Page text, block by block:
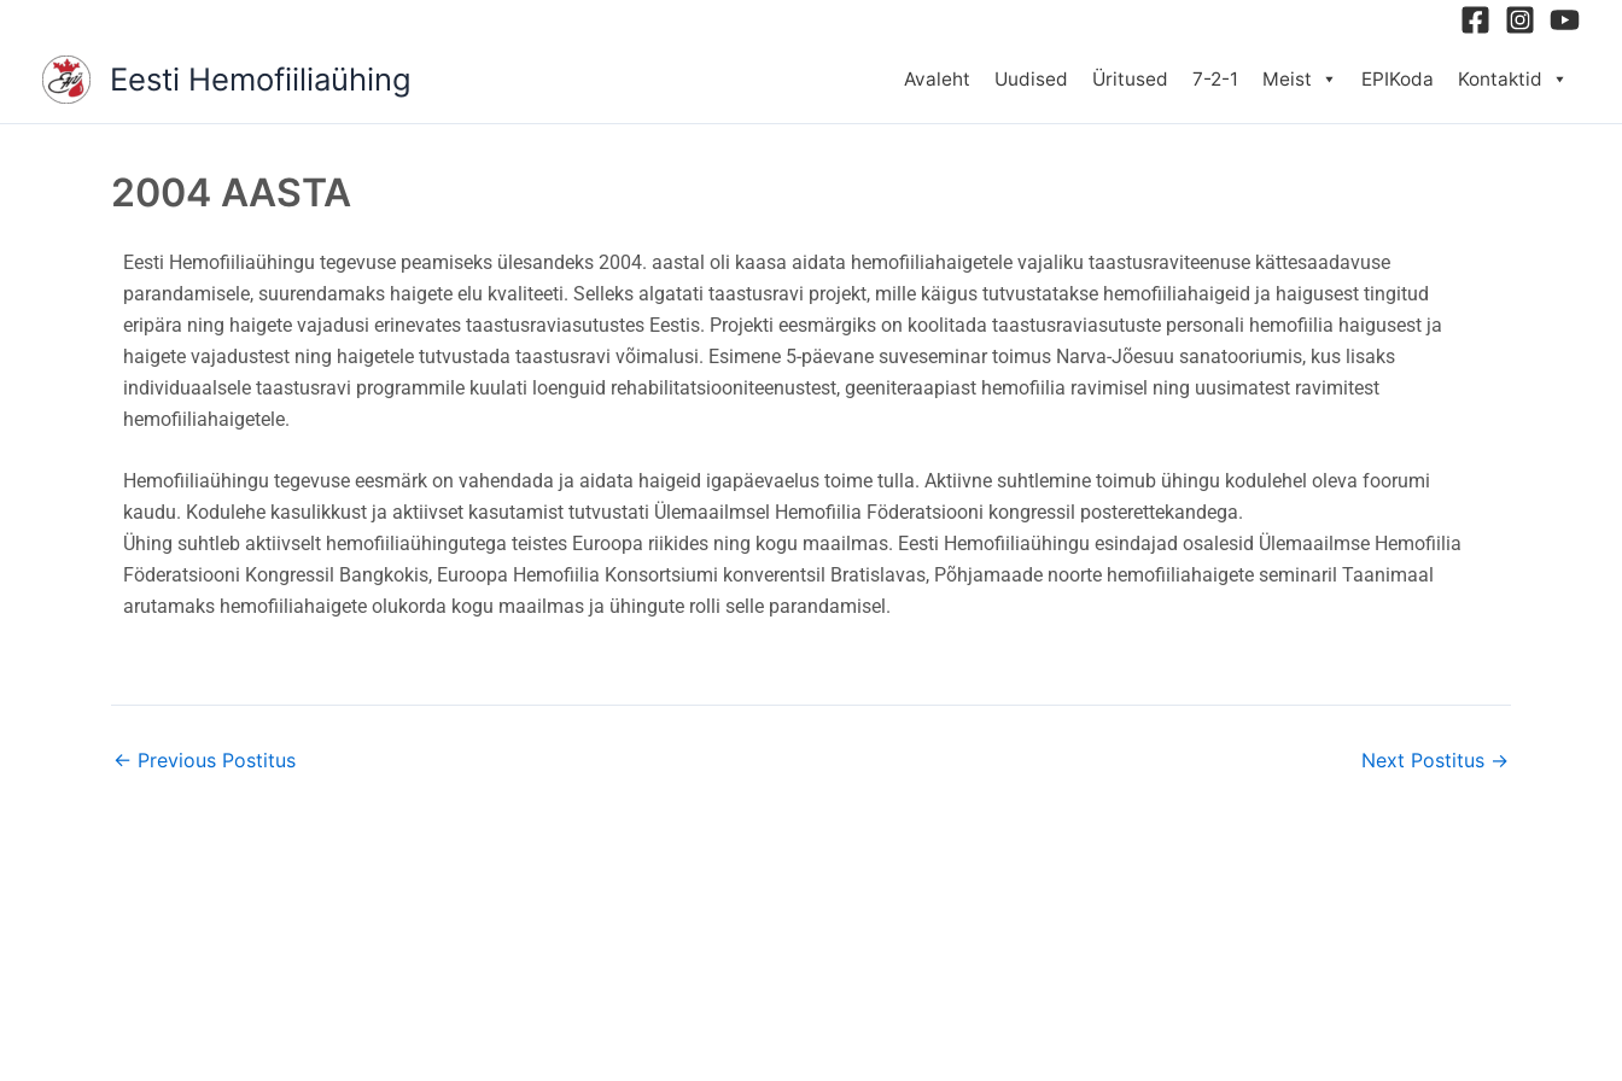
content
Eesti Hemofiiliaühing Avaleht Uudised Üritused 7-2-1 Meist EPIKoda Kontaktid
2004 AASTA
Eesti Hemofiiliaühingu tegevuse peamiseks ülesandeks 2004. aastal oli kaasa aidata hemofiiliahaigetele vajaliku taastusraviteenuse kättesaadavuse
parandamisele, suurendamaks haigete elu kvaliteeti. Selleks algatati taastusravi projekt, mille käigus tutvustatakse hemofiiliahaigeid ja haigusest tingitud
eripära ning haigete vajadusi erinevates taastusraviasutustes Eestis. Projekti eesmärgiks on koolitada taastusraviasutuste personali hemofiilia haigusest ja
haigete vajadustest ning haigetele tutvustada taastusravi võimalusi. Esimene 5-päevane suveseminar toimus Narva-Jõesuu sanatooriumis, kus lisaks
individuaalsele taastusravi programmile kuulati loenguid rehabilitatsiooniteenustest, geeniteraapiast hemofiilia ravimisel ning uusimatest ravimitest
hemofiiliahaigetele.
Hemofiiliaühingu tegevuse eesmärk on vahendada ja aidata haigeid igapäevaelus toime tulla. Aktiivne suhtlemine toimub ühingu kodulehel oleva foorumi
kaudu. Kodulehe kasulikkust ja aktiivset kasutamist tutvustati Ülemaailmsel Hemofiilia Föderatsiooni kongressil posterettekandega.
Ühing suhtleb aktiivselt hemofiiliaühingutega teistes Euroopa riikides ning kogu maailmas. Eesti Hemofiiliaühingu esindajad osalesid Ülemaailmse Hemofiilia
Föderatsiooni Kongressil Bangkokis, Euroopa Hemofiilia Konsortsiumi konverentsil Bratislavas, Põhjamaade noorte hemofiiliahaigete seminaril Taanimaal
arutamaks hemofiiliahaigete olukorda kogu maailmas ja ühingute rolli selle parandamisel.
← Previous Postitus Next Postitus →